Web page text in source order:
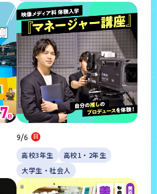
9/6 日
高校3年生
高校1・2年生
大学生・社会人